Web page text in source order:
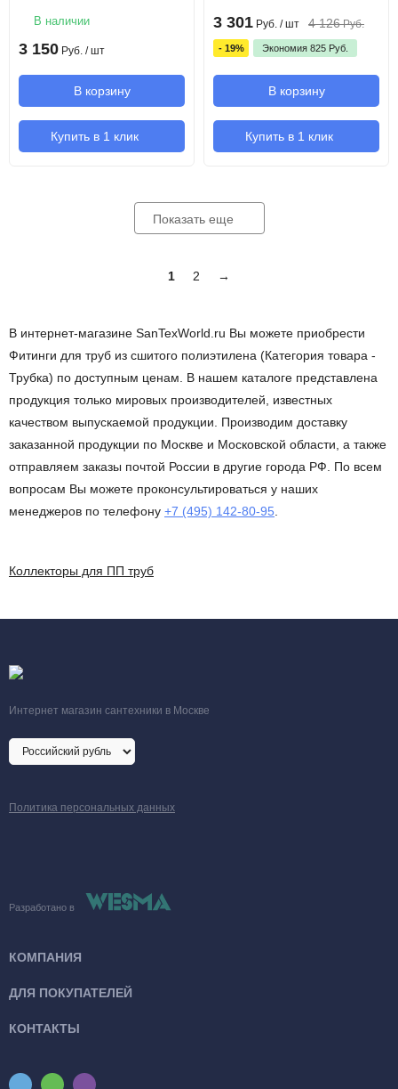
В наличии
3 150 Руб. / шт
В корзину
Купить в 1 клик
3 301 Руб. / шт 4 126 Руб.
- 19% Экономия 825 Руб.
В корзину
Купить в 1 клик
Показать еще
1 2 →
В интернет-магазине SanTexWorld.ru Вы можете приобрести
Фитинги для труб из сшитого полиэтилена (Категория товара -
Трубка) по доступным ценам. В нашем каталоге представлена
продукция только мировых производителей, известных
качеством выпускаемой продукции. Производим доставку
заказанной продукции по Москве и Московской области, а также
отправляем заказы почтой России в другие города РФ. По всем
вопросам Вы можете проконсультироваться у наших
менеджеров по телефону +7 (495) 142-80-95
Коллекторы для ПП труб
Интернет магазин сантехники в Москве
Политика персональных данных
Разработано в
КОМПАНИЯ
ДЛЯ ПОКУПАТЕЛЕЙ
КОНТАКТЫ